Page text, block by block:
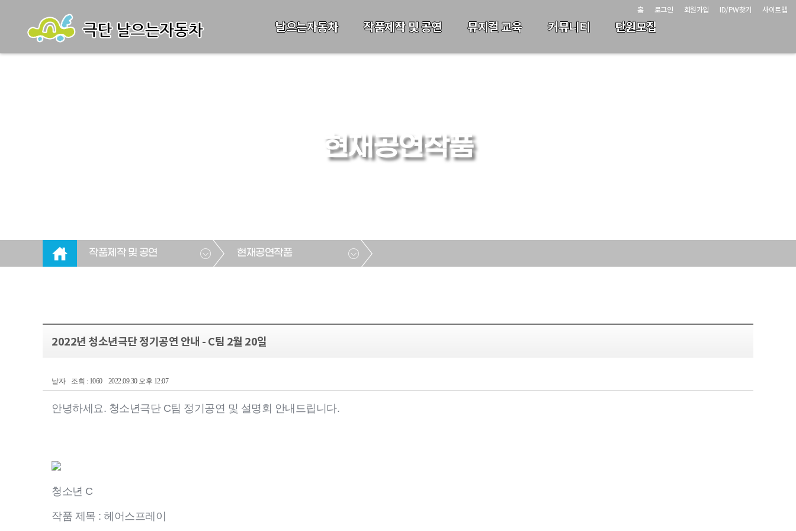
날으는자동차 작품제작 및 공연 뮤지컬 교육 커뮤니티 단원모집
홈 로그인 회원가입 ID/PW찾기 사이트맵
현재공연작품
작품제작 및 공연 현재공연작품
2022년 청소년극단 정기공연 안내 - C팀 2월 20일
날자 조회 : 1060 2022.09.30 오후 12:07
안녕하세요. 청소년극단 C팀 정기공연 및 설명회 안내드립니다.
청소년 C
작품 제목 : 헤어스프레이